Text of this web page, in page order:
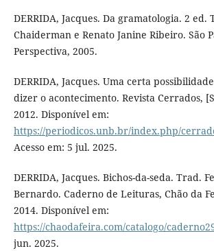
DERRIDA, Jacques. Da gramatologia. 2
Chaiderman e Renato Janine Ribeiro. São
Perspectiva, 2005.
DERRIDA, Jacques. Uma certa
dizer o acontecimento. Revista Cerrados,
2012. Disponível em:
https://periodicos.unb.br/index.php/
Acesso em: 5 jul. 2025.
DERRIDA, Jacques. Bichos-da-seda. Trad.
Bernardo. Caderno de Leituras, Chão da
2014. Disponível em:
https://chaodafeira.com/catalogo/
jun. 2025.